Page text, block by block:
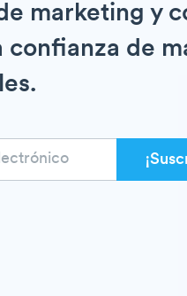
marketing y
confianza de